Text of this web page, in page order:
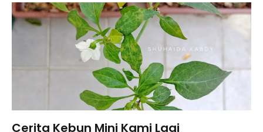
Cerita Kebun Mini Kami Lagi